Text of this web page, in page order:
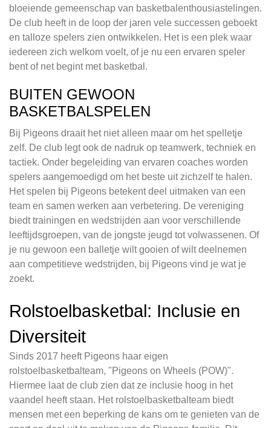
bloeiende gemeenschap van basketbalenthousiastelingen.
De club heeft in de loop der jaren vele successen geboekt
en talloze spelers zien ontwikkelen. Het is een plek waar
iedereen zich welkom voelt, of je nu een ervaren speler
bent of net begint met basketbal.
BUITEN GEWOON
BASKETBALSPELEN
Bij Pigeons draait het niet alleen maar om het spelletje
zelf. De club legt ook de nadruk op teamwerk, techniek en
tactiek. Onder begeleiding van ervaren coaches worden
spelers aangemoedigd om het beste uit zichzelf te halen.
Het spelen bij Pigeons betekent deel uitmaken van een
team en samen werken aan verbetering. De vereniging
biedt trainingen en wedstrijden aan voor verschillende
leeftijdsgroepen, van de jongste jeugd tot volwassenen. Of
je nu gewoon een balletje wilt gooien of wilt deelnemen
aan competitieve wedstrijden, bij Pigeons vind je wat je
zoekt.
Rolstoelbasketbal: Inclusie en
Diversiteit
Sinds 2017 heeft Pigeons haar eigen
rolstoelbasketbalteam, "Pigeons on Wheels (POW)".
Hiermee laat de club zien dat ze inclusie hoog in het
vaandel heeft staan. Het rolstoelbasketbalteam biedt
mensen met een beperking de kans om te genieten van de